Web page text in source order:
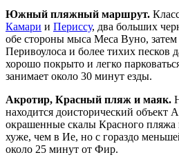
Южный пляжный маршрут.
Камари и Периссу, два больших
обе стороны мыса Меса Вуно, затем
Перивоулоса и более тихих песков
хорошо покрыто и легко
занимает около 30 минут езды.
Акротир, Красный пляж и маяк.
находится доисторический объект
окрашенные скалы Красного пляжа
хуже, чем в Ие, но с гораздо
около 25 минут от Фир.